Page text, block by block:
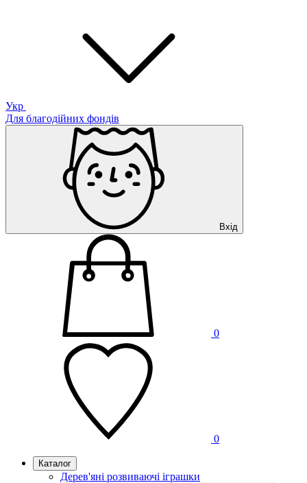
Укр
Для благодійних фондів
Вхід
0
0
Каталог
Дерев'яні розвиваючі іграшки